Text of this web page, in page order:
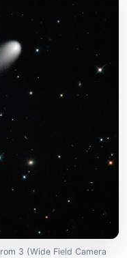
3 (Wide Field Camera